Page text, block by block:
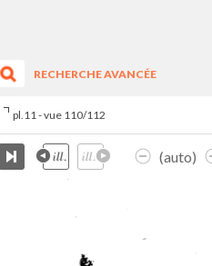
RECHERCHE AVANCÉE
pl.11 - vue 110/112
(auto)